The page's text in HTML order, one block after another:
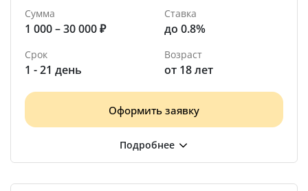
Сумма
1 000 – 30 000 ₽
Ставка
до 0.8%
Срок
1 - 21 день
Возраст
от 18 лет
Оформить заявку